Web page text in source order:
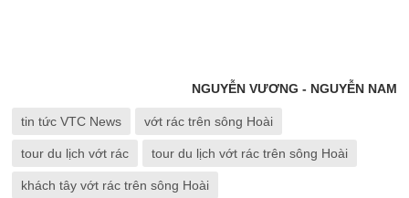
NGUYỄN VƯƠNG - NGUYỄN NAM
tin tức VTC News vớt rác trên sông Hoài
tour du lịch vớt rác tour du lịch vớt rác trên sông Hoài
khách tây vớt rác trên sông Hoài